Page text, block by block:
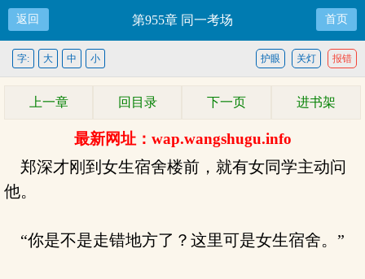
返回 第955章 同一考场 首页
报错
关灯
护眼
字: 大 中 小
上一章 回目录 下一页 进书架
最新网址：wap.wangshugu.info
郑深才刚到女生宿舍楼前，就有女同学主动问
他。
“你是不是走错地方了？这里可是女生宿舍。”